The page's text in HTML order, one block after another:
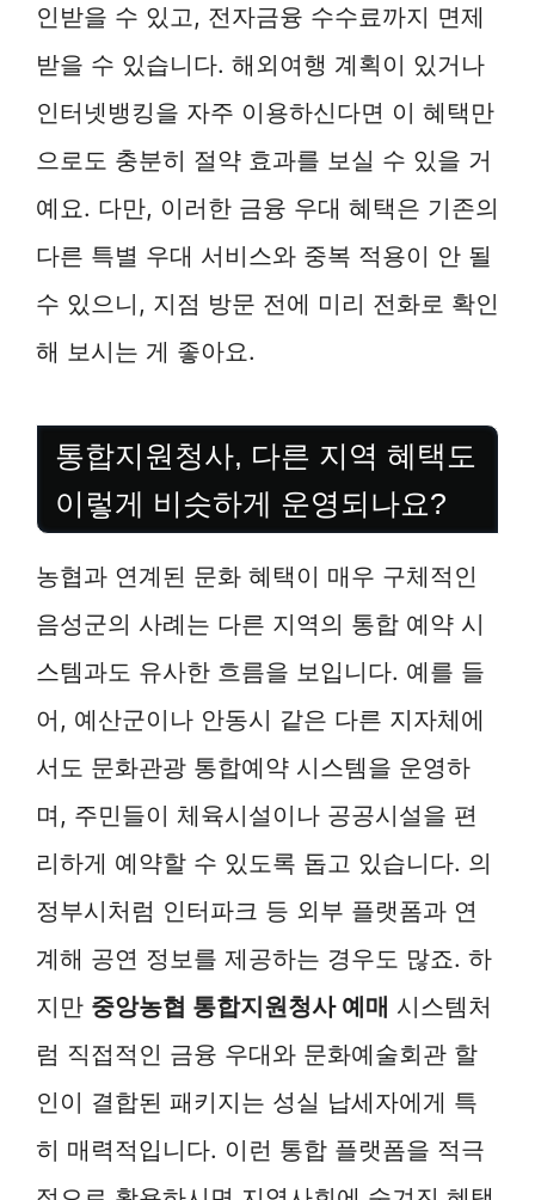
인받을 수 있고, 전자금융 수수료까지 면제
받을 수 있습니다. 해외여행 계획이 있거나
인터넷뱅킹을 자주 이용하신다면 이 혜택만
으로도 충분히 절약 효과를 보실 수 있을 거
예요. 다만, 이러한 금융 우대 혜택은 기존의
다른 특별 우대 서비스와 중복 적용이 안 될
수 있으니, 지점 방문 전에 미리 전화로 확인
해 보시는 게 좋아요.
통합지원청사, 다른 지역 혜택도
이렇게 비슷하게 운영되나요?
농협과 연계된 문화 혜택이 매우 구체적인
음성군의 사례는 다른 지역의 통합 예약 시
스템과도 유사한 흐름을 보입니다. 예를 들
어, 예산군이나 안동시 같은 다른 지자체에
서도 문화관광 통합예약 시스템을 운영하
며, 주민들이 체육시설이나 공공시설을 편
리하게 예약할 수 있도록 돕고 있습니다. 의
정부시처럼 인터파크 등 외부 플랫폼과 연
계해 공연 정보를 제공하는 경우도 많죠. 하
지만 중앙농협 통합지원청사 예매 시스템처
럼 직접적인 금융 우대와 문화예술회관 할
인이 결합된 패키지는 성실 납세자에게 특
히 매력적입니다. 이런 통합 플랫폼을 적극